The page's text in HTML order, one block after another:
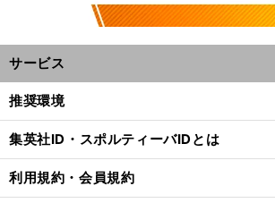
サービス
推奨環境
集英社ID・スポルティーバIDとは
利用規約・会員規約